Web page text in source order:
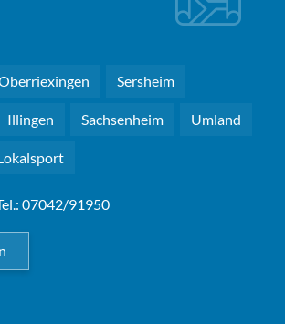
Sersheim
Illingen Sachsenheim Umland
07042/91950